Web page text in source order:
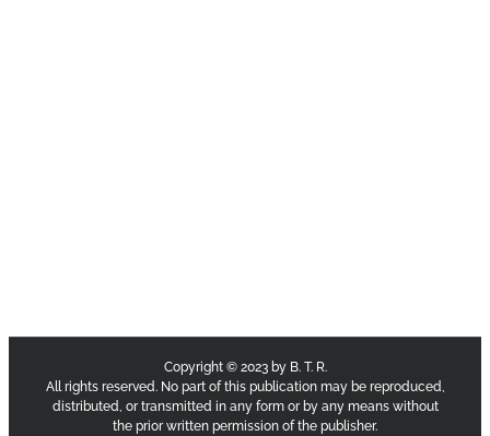
Copyright © 2023 by B. T. R.
All rights reserved. No part of this publication may be reproduced,
distributed, or transmitted in any form or by any means without
the prior written permission of the publisher.